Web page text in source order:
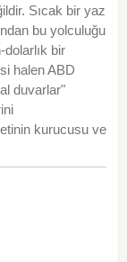
Sıcak bir yaz
bu yolculuğu
bir
halen ABD
duvarlar"
kurucusu ve